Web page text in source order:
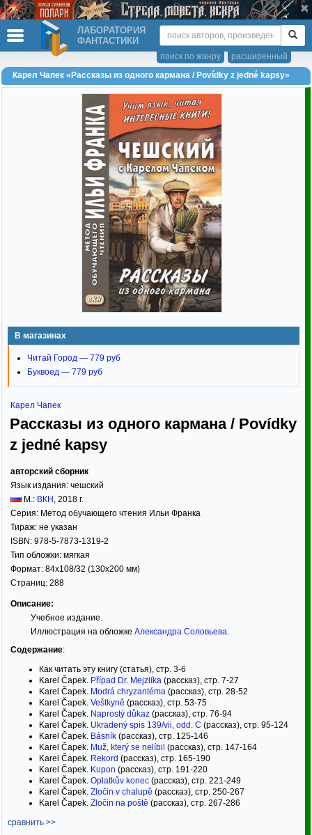
ЛАБОРАТОРИЯ
ФАНТАСТИКИ
расширенный
поиск по жанру
Карел Чапек «Рассказы из одного кармана / Povídky z jedné kapsy»
В магазинах
Читай Город — 779 руб
Буквоед — 779 руб
Карел Чапек
Рассказы из одного кармана / Povídky
z jedné kapsy
авторский сборник
Язык издания: чешский
М.: ВКН , 2018 г.
Серия: Метод обучающего чтения Ильи Франка
Тираж: не указан
ISBN: 978-5-7873-1319-2
Тип обложки: мягкая
Формат: 84x108/32 (130x200 мм)
Страниц: 288
Описание:
Учебное издание.
Иллюстрация на обложке Александра Соловьева.
Содержание:
Как читать эту книгу (статья), стр. 3-6
Karel Čapek. Případ Dr. Mejzlíka (рассказ), стр. 7-27
Karel Čapek. Modrá chryzantéma (рассказ), стр. 28-52
Karel Čapek. Veštkyně (рассказ), стр. 53-75
Karel Čapek. Naprostý důkaz (рассказ), стр. 76-94
Karel Čapek. Ukradený spis 139/vii, odd. C (рассказ), стр. 95-124
Karel Čapek. Básník (рассказ), стр. 125-146
Karel Čapek. Muž, který se nelíbil (рассказ), стр. 147-164
Karel Čapek. Rekord (рассказ), стр. 165-190
Karel Čapek. Kupon (рассказ), стр. 191-220
Karel Čapek. Oplatkův konec (рассказ), стр. 221-249
Karel Čapek. Zločin v chalupě (рассказ), стр. 250-267
Karel Čapek. Zločin na poště (рассказ), стр. 267-286
сравнить >>